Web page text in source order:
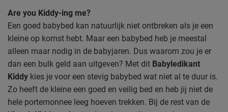
Are you Kiddy-ing me?
Een goed babybed kan natuurlijk niet ontbreken als je een
kleine op komst hebt. Maar een babybed heb je meestal
alleen maar nodig in de babyjaren. Dus waarom zou je er
dan een bulk geld aan uitgeven? Met dit Babyledikant
Kiddy kies je voor een stevig babybed wat niet al te duur is.
Zo heeft de kleine een goed en veilig bed en heb jij niet de
hele portemonnee leeg hoeven trekken. Bij de rest van de